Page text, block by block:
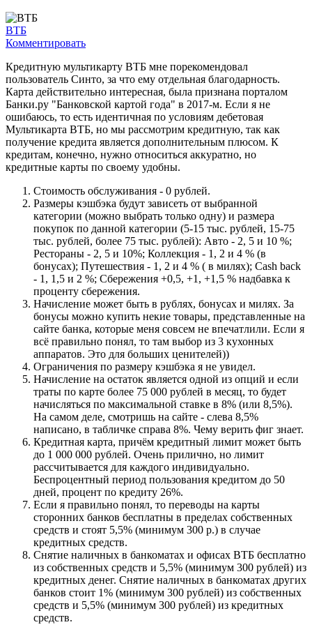
ВТБ
Комментировать
Кредитную мультикарту ВТБ мне порекомендовал
пользователь Синто, за что ему отдельная благодарность.
Карта действительно интересная, была признана порталом
Банки.ру "Банковской картой года" в 2017-м. Если я не
ошибаюсь, то есть идентичная по условиям дебетовая
Мультикарта ВТБ, но мы рассмотрим кредитную, так как
получение кредита является дополнительным плюсом. К
кредитам, конечно, нужно относиться аккуратно, но
кредитные карты по своему удобны.
Стоимость обслуживания - 0 рублей.
Размеры кэшбэка будут зависеть от выбранной
категории (можно выбрать только одну) и размера
покупок по данной категории (5-15 тыс. рублей, 15-75
тыс. рублей, более 75 тыс. рублей): Авто - 2, 5 и 10 %;
Рестораны - 2, 5 и 10%; Коллекция - 1, 2 и 4 % (в
бонусах); Путешествия - 1, 2 и 4 % ( в милях); Cash back
- 1, 1,5 и 2 %; Сбережения +0,5, +1, +1,5 % надбавка к
проценту сбережения.
Начисление может быть в рублях, бонусах и милях. За
бонусы можно купить некие товары, представленные на
сайте банка, которые меня совсем не впечатлили. Если я
всё правильно понял, то там выбор из 3 кухонных
аппаратов. Это для больших ценителей))
Ограничения по размеру кэшбэка я не увидел.
Начисление на остаток является одной из опций и если
траты по карте более 75 000 рублей в месяц, то будет
начисляться по максимальной ставке в 8% (или 8,5%).
На самом деле, смотришь на сайте - слева 8,5%
написано, в табличке справа 8%. Чему верить фиг знает.
Кредитная карта, причём кредитный лимит может быть
до 1 000 000 рублей. Очень прилично, но лимит
рассчитывается для каждого индивидуально.
Беспроцентный период пользования кредитом до 50
дней, процент по кредиту 26%.
Если я правильно понял, то переводы на карты
сторонних банков бесплатны в пределах собственных
средств и стоят 5,5% (минимум 300 р.) в случае
кредитных средств.
Снятие наличных в банкоматах и офисах ВТБ бесплатно
из собственных средств и 5,5% (минимум 300 рублей) из
кредитных денег. Снятие наличных в банкоматах других
банков стоит 1% (минимум 300 рублей) из собственных
средств и 5,5% (минимум 300 рублей) из кредитных
средств.